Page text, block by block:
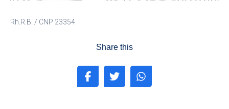
Rh.R.B. / CNP 23354
Share this